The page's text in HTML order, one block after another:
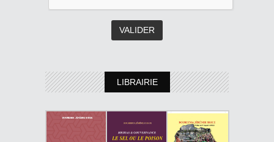
LIBRAIRIE